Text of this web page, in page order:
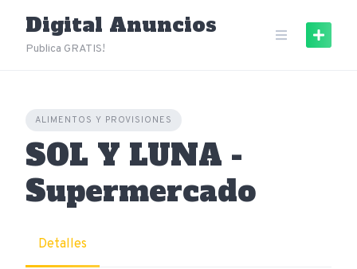
content
Digital Anuncios
Publica GRATIS!
ALIMENTOS Y PROVISIONES
SOL Y LUNA -
Supermercado
Detalles